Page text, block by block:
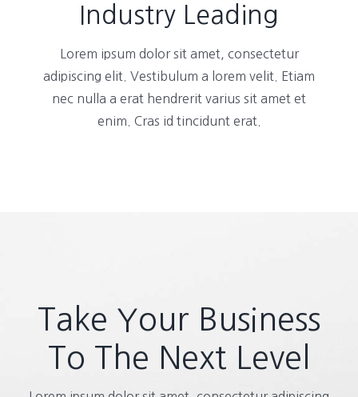
Industry Leading
Lorem ipsum dolor sit amet, consectetur
adipiscing elit. Vestibulum a lorem velit. Etiam
nec nulla a erat hendrerit varius sit amet et
enim. Cras id tincidunt erat.
Take Your Business
To The Next Level